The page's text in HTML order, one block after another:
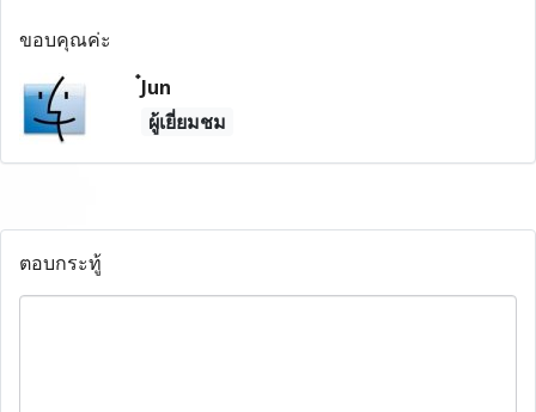
ขอบคุณค่ะ
๋Jun
ผู้เยี่ยมชม
ตอบกระทู้